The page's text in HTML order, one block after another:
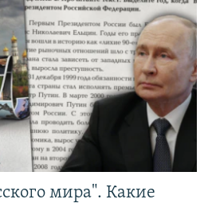
мира". Какие